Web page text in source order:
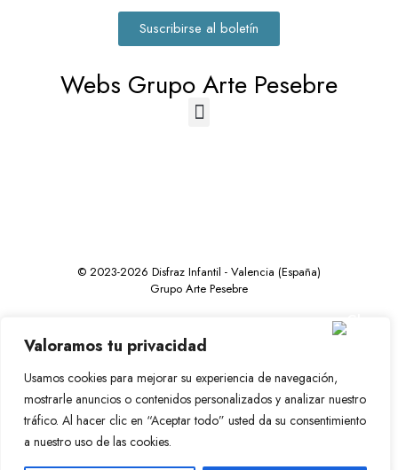
Valoramos tu privacidad
Usamos cookies para mejorar su experiencia de navegación,
mostrarle anuncios o contenidos personalizados y analizar nuestro
tráfico. Al hacer clic en “Aceptar todo” usted da su consentimiento
a nuestro uso de las cookies.
Suscribirse al boletín
Webs Grupo Arte Pesebre
© 2023-2026 Disfraz Infantil - Valencia (España)
Grupo Arte Pesebre